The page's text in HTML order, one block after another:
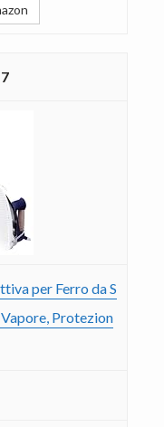
7
per Ferro da S
Protezion